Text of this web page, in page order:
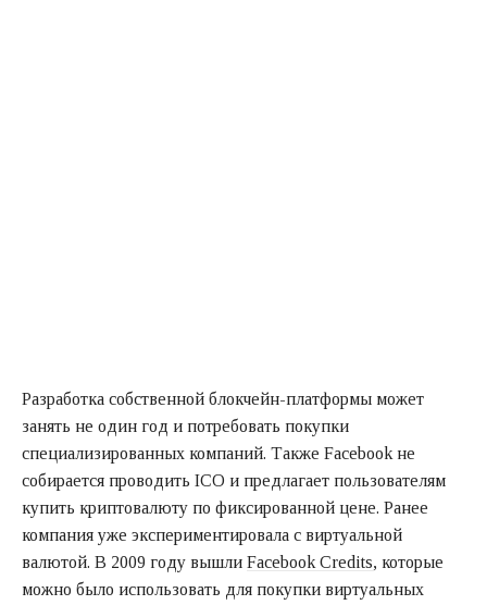
Разработка собственной блокчейн-платформы может
занять не один год и потребовать покупки
специализированных компаний. Также Facebook не
собирается проводить ICO и предлагает пользователям
купить криптовалюту по фиксированной цене. Ранее
компания уже экспериментировала с виртуальной
валютой. В 2009 году вышли Facebook Credits, которые
можно было использовать для покупки виртуальных